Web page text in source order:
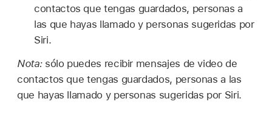
contactos que tengas guardados, personas a
las que hayas llamado y personas sugeridas por
Siri.
Nota: sólo puedes recibir mensajes de video de
contactos que tengas guardados, personas a las
que hayas llamado y personas sugeridas por Siri.